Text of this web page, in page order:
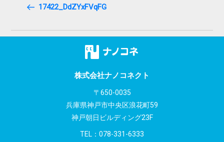
ビ
Post17422_DdZYxFVqFG
株式会社ナノコネクト
〒650-0035
兵庫県神戸市中央区浪花町59
神戸朝日ビルディング23F
TEL： 078-331-6333